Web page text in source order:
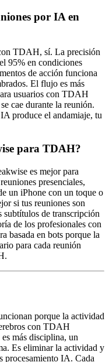
por IA en
TDAH, sí. La precisión
95% en condiciones
de acción funciona
El flujo es más
usuarios con TDAH
cae durante la reunión.
produce el andamiaje, tu
para TDAH?
es mejor para
presenciales,
un iPhone con un toque o
si tus reuniones son
subtítulos de transcripción
de los profesionales con
basada en bots porque la
para cada reunión
porque la actividad
con TDAH
más disciplina, un
Es eliminar la actividad y
procesamiento IA. Cada